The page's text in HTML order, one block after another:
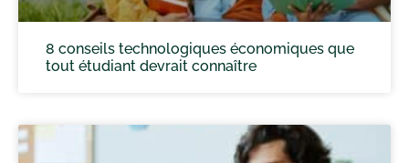
8 conseils technologiques économiques que
tout étudiant devrait connaître